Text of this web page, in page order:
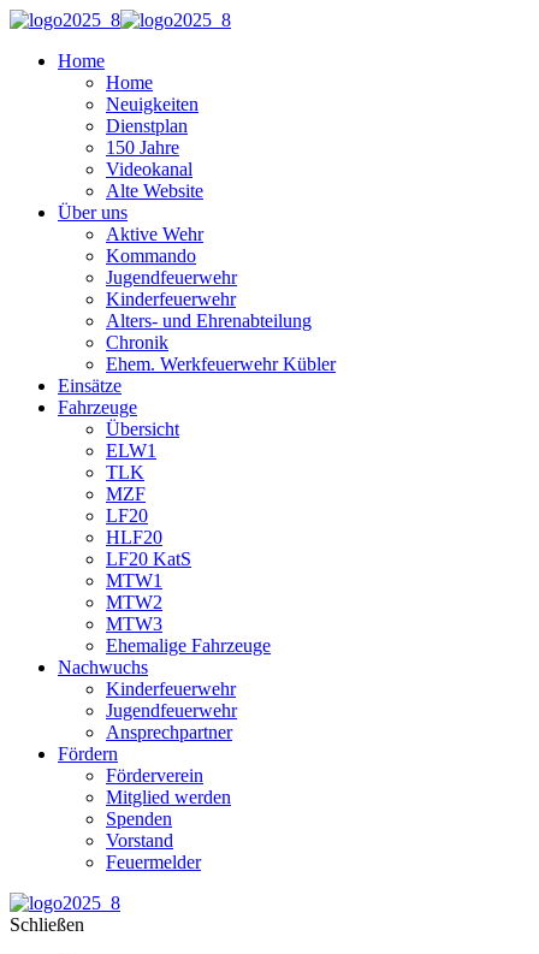
Home
Home
Neuigkeiten
Dienstplan
150 Jahre
Videokanal
Alte Website
Über uns
Aktive Wehr
Kommando
Jugendfeuerwehr
Kinderfeuerwehr
Alters- und Ehrenabteilung
Chronik
Ehem. Werkfeuerwehr Kübler
Einsätze
Fahrzeuge
Übersicht
ELW1
TLK
MZF
LF20
HLF20
LF20 KatS
MTW1
MTW2
MTW3
Ehemalige Fahrzeuge
Nachwuchs
Kinderfeuerwehr
Jugendfeuerwehr
Ansprechpartner
Fördern
Förderverein
Mitglied werden
Spenden
Vorstand
Feuermelder
Schließen